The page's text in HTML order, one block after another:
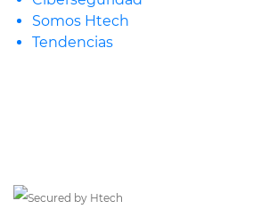
Somos Htech
Tendencias